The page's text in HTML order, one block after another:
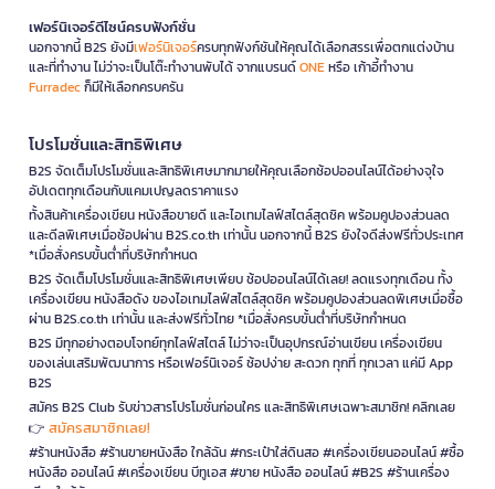
เฟอร์นิเจอร์ดีไซน์ครบฟังก์ชั่น
นอกจากนี้ B2S ยังมีเฟอร์นิเจอร์ครบทุกฟังก์ชันให้คุณได้เลือกสรรเพื่อตกแต่งบ้าน
และที่ทำงาน ไม่ว่าจะเป็นโต๊ะทำงานพับได้ จากแบรนด์ONEหรือ เก้าอี้ทำงาน
Furradecก็มีให้เลือกครบครัน
โปรโมชั่นและสิทธิพิเศษ
B2S จัดเต็มโปรโมชั่นและสิทธิพิเศษมากมายให้คุณเลือกช้อปออนไลน์ได้อย่างจุใจ
อัปเดตทุกเดือนกับแคมเปญลดราคาแรง
ทั้งสินค้าเครื่องเขียน หนังสือขายดี และไอเทมไลฟ์สไตล์สุดชิค พร้อมคูปองส่วนลด
และดีลพิเศษเมื่อช้อปผ่าน B2S.co.th เท่านั้น นอกจากนี้ B2S ยังใจดีส่งฟรีทั่วประเทศ
*เมื่อสั่งครบขั้นต่ำที่บริษัทกำหนด
B2S จัดเต็มโปรโมชั่นและสิทธิพิเศษเพียบ ช้อปออนไลน์ได้เลย! ลดแรงทุกเดือน ทั้ง
เครื่องเขียน หนังสือดัง ของไอเทมไลฟ์สไตล์สุดชิค พร้อมคูปองส่วนลดพิเศษเมื่อซื้อ
ผ่าน B2S.co.th เท่านั้น และส่งฟรีทั่วไทย *เมื่อสั่งครบขั้นต่ำที่บริษัทกำหนด
B2S มีทุกอย่างตอบโจทย์ทุกไลฟ์สไตล์ ไม่ว่าจะเป็นอุปกรณ์อ่านเขียน เครื่องเขียน
ของเล่นเสริมพัฒนาการ หรือเฟอร์นิเจอร์ ช้อปง่าย สะดวก ทุกที่ ทุกเวลา แค่มี App
B2S
สมัคร B2S Club รับข่าวสารโปรโมชั่นก่อนใคร และสิทธิพิเศษเฉพาะสมาชิก! คลิกเลย
👉 สมัครสมาชิกเลย!
#ร้านหนังสือ #ร้านขายหนังสือ ใกล้ฉัน #กระเป๋าใส่ดินสอ #เครื่องเขียนออนไลน์ #ซื้อ
หนังสือ ออนไลน์ #เครื่องเขียน บีทูเอส #ขาย หนังสือ ออนไลน์ #B2S #ร้านเครื่อง